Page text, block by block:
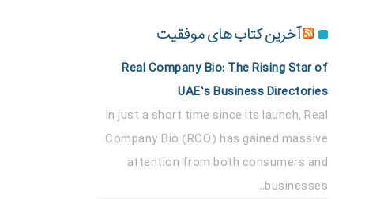
آخرین کتاب های موفقیت
Real Company Bio: The Rising Star of
UAE’s Business Directories
In just a short time since its launch, Real
Company Bio (RCO) has gained massive
attention from both consumers and
businesses...